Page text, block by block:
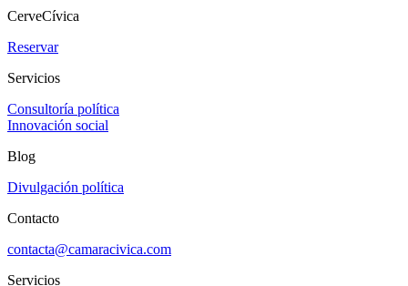
CerveCívica
Reservar
Servicios
Consultoría política
Innovación social
Blog
Divulgación política
Contacto
contacta@camaracivica.com
Servicios